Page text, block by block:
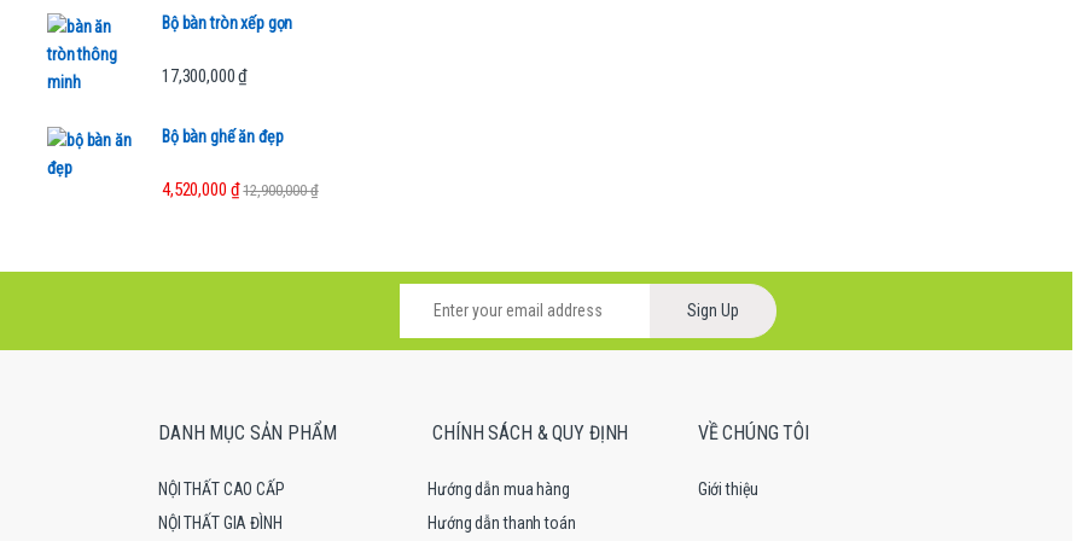
Bộ bàn tròn xếp gọn
17,300,000₫
Bộ bàn ghế ăn đẹp
4,520,000 ₫12,900,000₫
Sign Up
DANH MỤC SẢN PHẨM
NỘI THẤT CAO CẤP
NỘI THẤT GIA ĐÌNH
CHÍNH SÁCH & QUY ĐỊNH
Hướng dẫn mua hàng
Hướng dẫn thanh toán
VỀ CHÚNG TÔI
Giới thiệu